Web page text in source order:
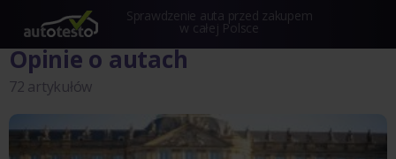
Sprawdzenie auta przed zakupem
w całej Polsce
Opinie o autach
72 artykułów